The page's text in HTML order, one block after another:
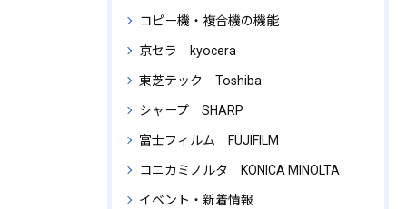
コピー機・複合機の機能
京セラ kyocera
東芝テック Toshiba
シャープ SHARP
富士フィルム FUJIFILM
コニカミノルタ KONICA MINOLTA
イベント・新着情報